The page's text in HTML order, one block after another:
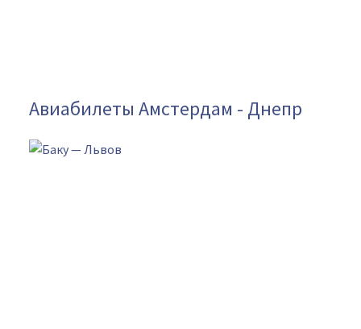
Авиабилеты Амстердам - Днепр